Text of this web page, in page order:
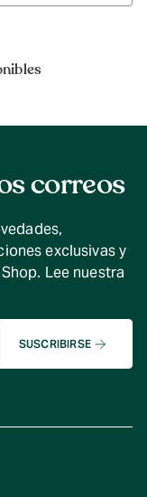
correos
exclusivas y
Lee nuestra
SUSCRIBIRSE